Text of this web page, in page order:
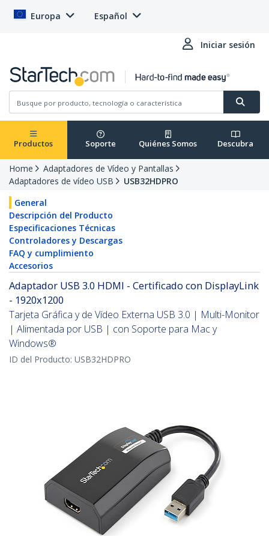
Europa Español
Iniciar sesión
Productos Soporte Quiénes Somos Descubra
Home
Adaptadores de Vídeo y Pantallas
Adaptadores de vídeo USB
USB32HDPRO
General
Descripción del Producto
Especificaciones Técnicas
Controladores y Descargas
FAQ y cumplimiento
Accesorios
Adaptador USB 3.0 HDMI - Certificado con DisplayLink
- 1920x1200
Tarjeta Gráfica y de Vídeo Externa USB 3.0 | Multi-Monitor
| Alimentada por USB | con Soporte para Mac y
Windows®
ID del Producto: USB32HDPRO